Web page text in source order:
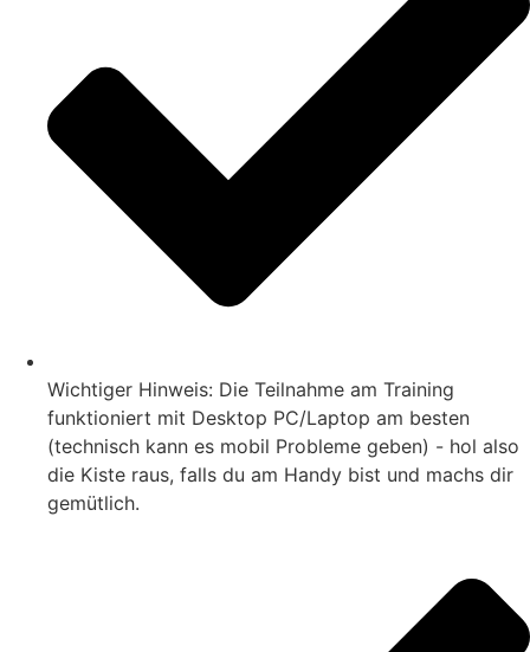
Wichtiger Hinweis: Die Teilnahme am Training
funktioniert mit Desktop PC/Laptop am besten
(technisch kann es mobil Probleme geben) - hol also
die Kiste raus, falls du am Handy bist und machs dir
gemütlich.